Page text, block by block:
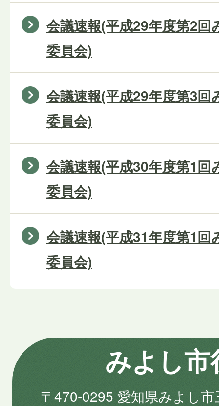
会議速報(平成29年度第2回
委員会)
会議速報(平成29年度第3回
委員会)
会議速報(平成30年度第1回
委員会)
会議速報(平成31年度第1回
委員会)
みよし市
〒470-0295 愛知県みよし